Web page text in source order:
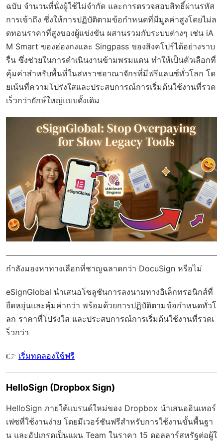
ฉบับ จำนวนที่นั่งผู้ใช้ไม่จำกัด และการตรวจสอบสิทธิ์ผ่านรหัส
การเข้าถึง ซึ่งให้การปฏิบัติตามข้อกำหนดที่มีมูลค่าสูงโดยไม่ล
ดทอนราคาที่สูงของผู้แข่งขัน ผสานรวมกับระบบต่างๆ เช่น iA
M Smart ของฮ่องกงและ Singpass ของสิงคโปร์ได้อย่างราบ
รื่น ซึ่งช่วยในการดำเนินงานข้ามพรมแดน ทำให้เป็นตัวเลือกที่
คุ้มค่าสำหรับพื้นที่ในสหราชอาณาจักรที่มีฟรีแลนซ์ทั่วโลก โด
ยเน้นที่ความโปร่งใสและประสบการณ์การเริ่มต้นใช้งานที่รวด
เร็วกว่ายักษ์ใหญ่แบบดั้งเดิม
กำลังมองหาทางเลือกที่ชาญฉลาดกว่า DocuSign หรือไม่
eSignGlobal นำเสนอโซลูชันการลงนามทางอิเล็กทรอนิกส์ที่
ยืดหยุ่นและคุ้มค่ากว่า พร้อมด้วยการปฏิบัติตามข้อกำหนดทั่วโ
ลก ราคาที่โปร่งใส และประสบการณ์การเริ่มต้นใช้งานที่รวดเ
ร็วกว่า
👉 เริ่มทดลองใช้ฟรี
HelloSign (Dropbox Sign)
HelloSign ภายใต้แบรนด์ใหม่ของ Dropbox นำเสนออินเทอร์
เฟซที่ใช้งานง่าย โดยมีเวอร์ชันฟรีสำหรับการใช้งานขั้นพื้นฐา
น และอัปเกรดเป็นแผน Team ในราคา 15 ดอลลาร์สหรัฐต่อผู้ใ